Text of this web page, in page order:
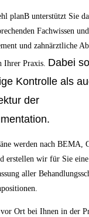
planB unterstützt Sie
Fachwissen
und zahnärztliche
Ihrer Praxis. Dabei
Kontrolle als
der
werden nach BEMA,
erstellen wir für Sie
aller
Ort bei Ihnen in der